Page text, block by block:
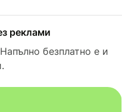
реклами
безплатно е и